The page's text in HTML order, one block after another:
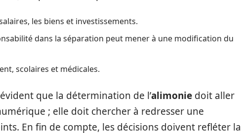
les biens et investissements.
dans la séparation peut mener à une modification du
scolaires et médicales.
que la détermination de l’alimonie doit aller
; elle doit chercher à redresser une
En fin de compte, les décisions doivent refléter la